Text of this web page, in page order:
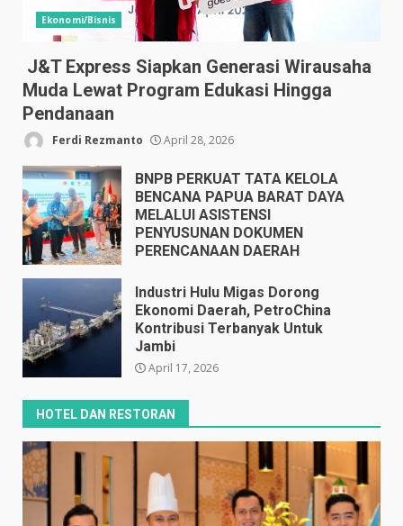
Ekonomi/Bisnis
J&T Express Siapkan Generasi Wirausaha
Muda Lewat Program Edukasi Hingga
Pendanaan
Ferdi Rezmanto April 28, 2026
BNPB PERKUAT TATA KELOLA
BENCANA PAPUA BARAT DAYA
MELALUI ASISTENSI
PENYUSUNAN DOKUMEN
PERENCANAAN DAERAH
Industri Hulu Migas Dorong
Ekonomi Daerah, PetroChina
Kontribusi Terbanyak Untuk
Jambi
April 17, 2026
HOTEL DAN RESTORAN